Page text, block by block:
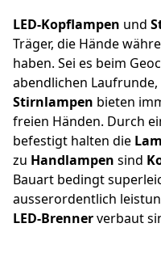
LED-Kopflampen und
Träger, die Hände
haben. Sei es beim
abendlichen Laufrunde,
Stirnlampen bieten
freien Händen. Durch
befestigt halten die
zu Handlampen sind
Bauart bedingt
ausserordentlich
LED-Brennerverbaut